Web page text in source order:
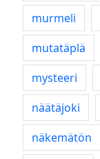
murmeli
mutatäplä
mysteeri
näätäjoki
näkemätön